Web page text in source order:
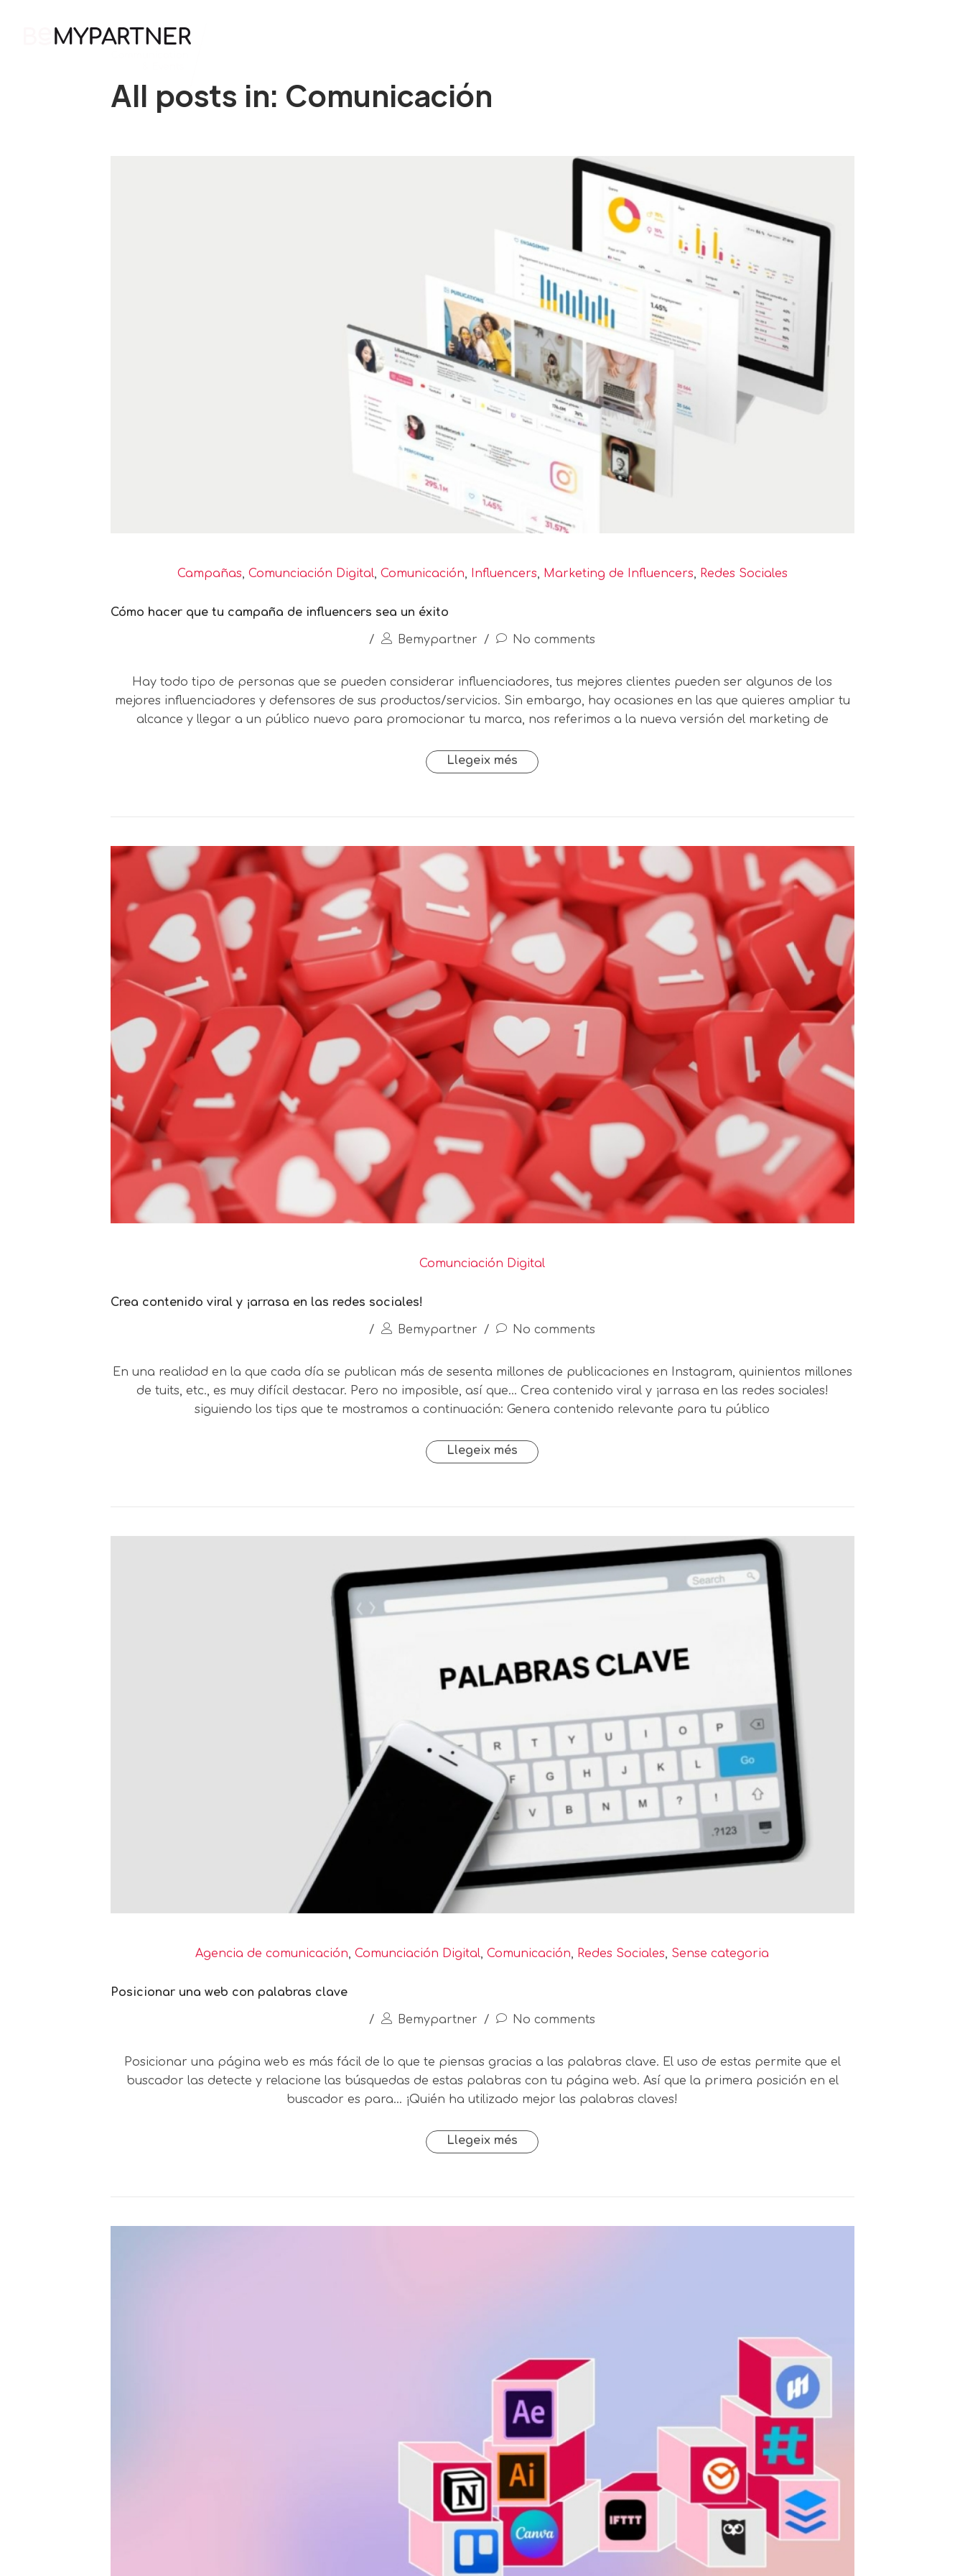
All posts in: Comunicación
Campañas Comunciación Digital Comunicación Influencers Marketing de Influencers Redes Sociales
Cómo hacer que tu campaña de influencers sea un éxito
/ Bemypartner / No comments
Hay todo tipo de personas que se pueden considerar influenciadores, tus mejores clientes pueden ser algunos de los
mejores influenciadores y defensores de sus productos/servicios. Sin embargo, hay ocasiones en las que quieres ampliar tu
alcance y llegar a un público nuevo para promocionar tu marca, nos referimos a la nueva versión del marketing de
Llegeix més
Comunciación Digital
Crea contenido viral y ¡arrasa en las redes sociales!
/ Bemypartner / No comments
En una realidad en la que cada día se publican más de sesenta millones de publicaciones en Instagram, quinientos millones
de tuits, etc., es muy difícil destacar. Pero no imposible, así que… Crea contenido viral y ¡arrasa en las redes sociales!
siguiendo los tips que te mostramos a continuación: Genera contenido relevante para tu público
Llegeix més
Agencia de comunicación,Comunciación Digital,Comunicación, Redes Sociales, Sense categoria
Posicionar una web con palabras clave
/ Bemypartner / No comments
Posicionar una página web es más fácil de lo que te piensas gracias a las palabras clave. El uso de estas permite que el
buscador las detecte y relacione las búsquedas de estas palabras con tu página web. Así que la primera posición en el
buscador es para… ¡Quién ha utilizado mejor las palabras claves!
Llegeix més